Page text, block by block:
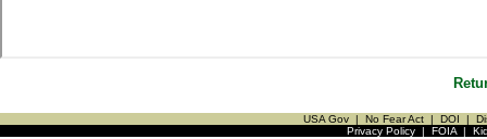
USA Gov | No Fear Act | DOI |
Privacy Policy| FOIA|